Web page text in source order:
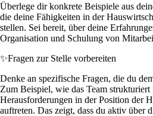
Überlege dir konkrete Beispiele aus
die deine Fähigkeiten in der
stellen. Sei bereit, über deine
Organisation und Schulung von
✨Fragen zur Stelle vorbereiten
Denke an spezifische Fragen, die du
Zum Beispiel, wie das Team strukturiert
Herausforderungen in der Position der
auftreten. Das zeigt, dass du aktiv über